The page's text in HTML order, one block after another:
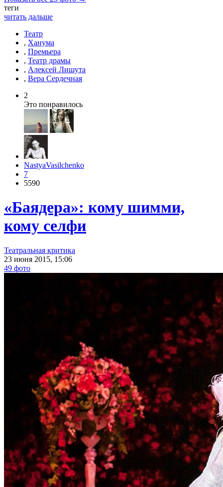
теги
читать дальше
Театр
, Ханума
, Премьера
, Театр драмы
, Алексей Лишута
, Вера Сердечная
2
Это понравилось
NastyaVasilchenko
7
5590
«Баядера»: кому шимми,
кому селфи
Театральная критика
23 июня 2015, 15:06
49 фото